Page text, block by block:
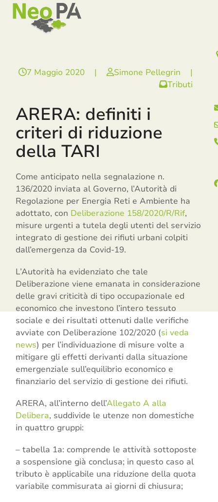
SkipOpen
mobile
menu
Close
mobile
menu
7 Maggio 2020 | Simone Pellegrin
|
Tributi
ARERA: definiti i
criteri di riduzione
della TARI
Come anticipato nella segnalazione n.
136/2020 inviata al Governo, l’Autorità di
Regolazione per Energia Reti e Ambiente ha
adottato, con Deliberazione 158/2020/R/Rif,
misure urgenti a tutela degli utenti del servizio
integrato di gestione dei rifiuti urbani colpiti
dall’emergenza da Covid-19.
L’Autorità ha evidenziato che tale
Deliberazione viene emanata in considerazione
delle gravi criticità di tipo occupazionale ed
economico che investono l’intero tessuto
sociale e dei risultati ottenuti dalle verifiche
avviate con Deliberazione 102/2020 (si veda
news) per l’individuazione di misure volte a
mitigare gli effetti derivanti dalla situazione
emergenziale sull’equilibrio economico e
finanziario del servizio di gestione dei rifiuti.
ARERA, all’interno dell’Allegato A alla
Delibera, suddivide le utenze non domestiche
in quattro gruppi:
– tabella 1a: comprende le attività sottoposte
a sospensione già conclusa; in questo caso al
tributo è applicabile una riduzione della quota
variabile commisurata ai giorni di chiusura;